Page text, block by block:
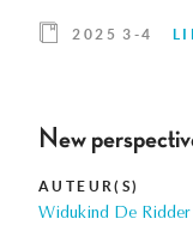
2025 3-4
New
AUTEUR(S)
Widukind De Ridder